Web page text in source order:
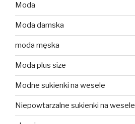
Moda
Moda damska
moda męska
Moda plus size
Modne sukienki na wesele
Niepowtarzalne sukienki na wesele